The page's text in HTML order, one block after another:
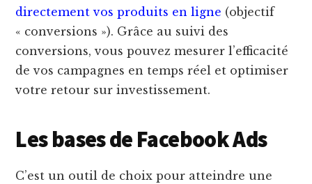
directement vos produits en ligne (objectif
« conversions »). Grâce au suivi des
conversions, vous pouvez mesurer l’efficacité
de vos campagnes en temps réel et optimiser
votre retour sur investissement.
Les bases de Facebook Ads
C’est un outil de choix pour atteindre une